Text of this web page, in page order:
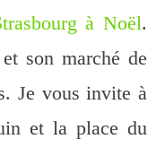
à Noël.
son marché de
Je vous invite à
et la place du